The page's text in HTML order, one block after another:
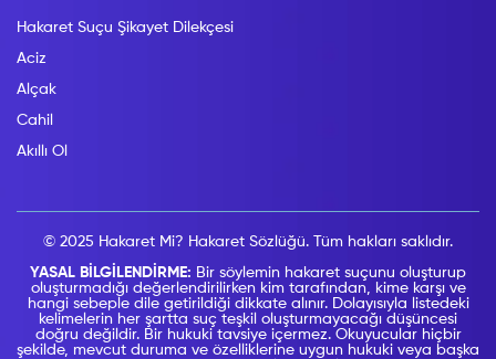
Hakaret Suçu Şikayet Dilekçesi
Aciz
Alçak
Cahil
Akıllı Ol
© 2025 Hakaret Mi? Hakaret Sözlüğü. Tüm hakları saklıdır.
YASAL BİLGİLENDİRME: Bir söylemin hakaret suçunu oluşturup
oluşturmadığı değerlendirilirken kim tarafından, kime karşı ve
hangi sebeple dile getirildiği dikkate alınır. Dolayısıyla listedeki
kelimelerin her şartta suç teşkil oluşturmayacağı düşüncesi
doğru değildir. Bir hukuki tavsiye içermez. Okuyucular hiçbir
şekilde, mevcut duruma ve özelliklerine uygun hukuki veya başka